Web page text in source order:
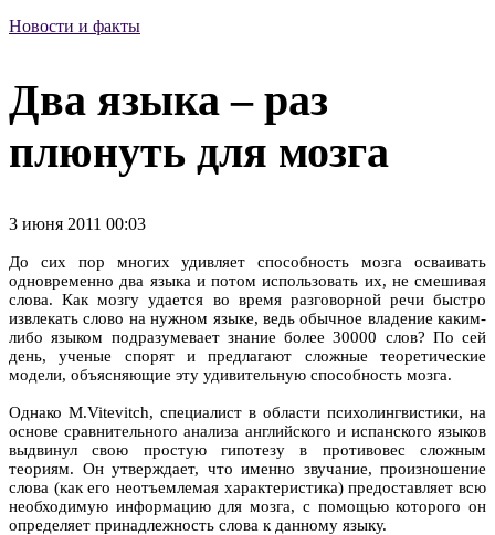
Новости и факты
Два языка – раз
плюнуть для мозга
3 июня 2011 00:03
До сих пор многих удивляет способность мозга осваивать
одновременно два языка и потом использовать их, не смешивая
слова. Как мозгу удается во время разговорной речи быстро
извлекать слово на нужном языке, ведь обычное владение каким-
либо языком подразумевает знание более 30000 слов? По сей
день, ученые спорят и предлагают сложные теоретические
модели, объясняющие эту удивительную способность мозга.
Однако M.Vitevitch, специалист в области психолингвистики, на
основе сравнительного анализа английского и испанского языков
выдвинул свою простую гипотезу в противовес сложным
теориям. Он утверждает, что именно звучание, произношение
слова (как его неотъемлемая характеристика) предоставляет всю
необходимую информацию для мозга, с помощью которого он
определяет принадлежность слова к данному языку.